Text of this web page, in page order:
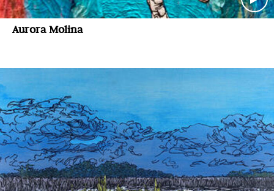
Aurora Molina